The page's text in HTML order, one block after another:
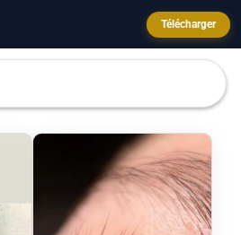
Télécharger